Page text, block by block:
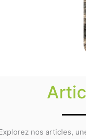
nos articles,